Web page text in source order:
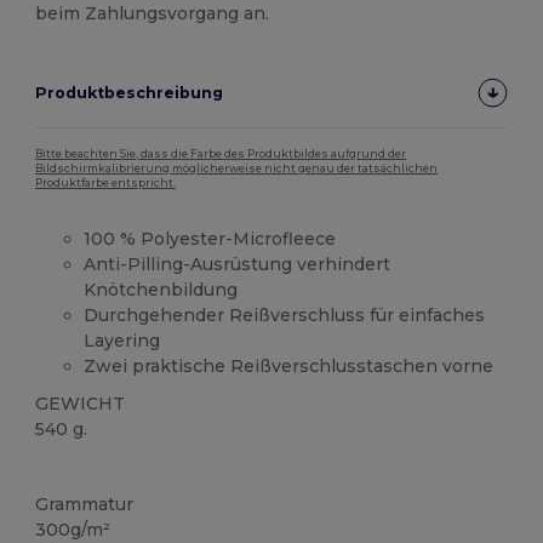
beim Zahlungsvorgang an.
Produktbeschreibung
Bitte beachten Sie, dass die Farbe des Produktbildes aufgrund der
Bildschirmkalibrierung möglicherweise nicht genau der tatsächlichen
Produktfarbe entspricht.
100 % Polyester-Microfleece
Anti-Pilling-Ausrüstung verhindert
Knötchenbildung
Durchgehender Reißverschluss für einfaches
Layering
Zwei praktische Reißverschlusstaschen vorne
GEWICHT
540 g.
Grammatur
300g/m²